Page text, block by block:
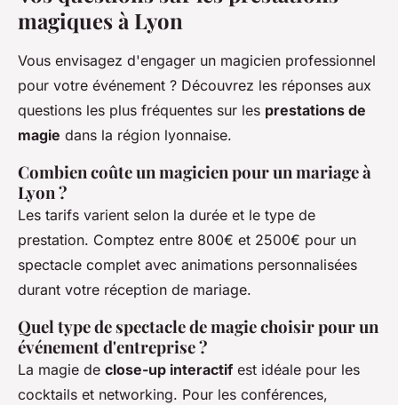
magiques à Lyon
Vous envisagez d'engager un magicien professionnel
pour votre événement ? Découvrez les réponses aux
questions les plus fréquentes sur les prestations de
magie dans la région lyonnaise.
Combien coûte un magicien pour un mariage à
Lyon ?
Les tarifs varient selon la durée et le type de
prestation. Comptez entre 800€ et 2500€ pour un
spectacle complet avec animations personnalisées
durant votre réception de mariage.
Quel type de spectacle de magie choisir pour un
événement d'entreprise ?
La magie de close-up interactif est idéale pour les
cocktails et networking. Pour les conférences,